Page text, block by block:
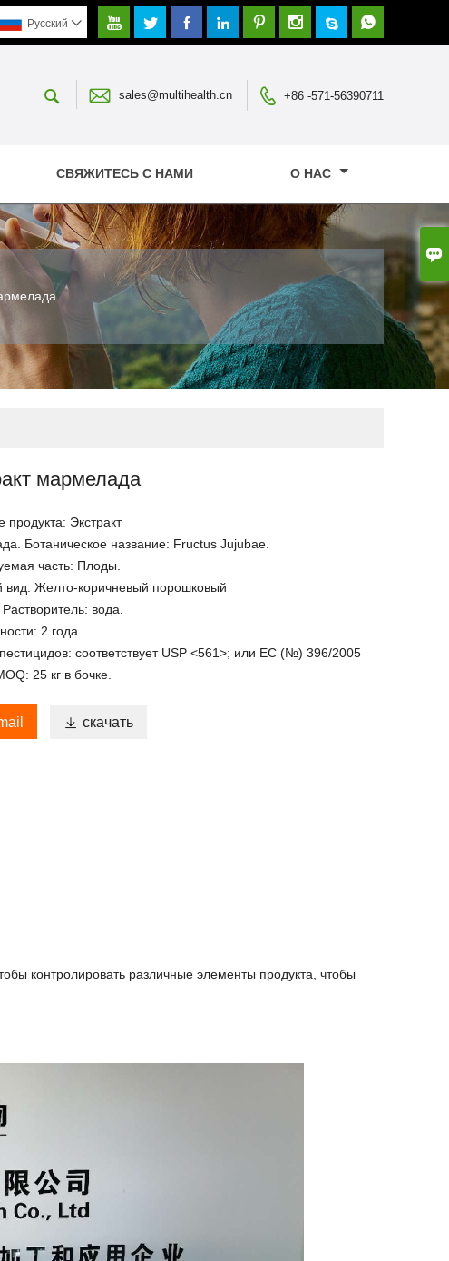

       
Pусский 
  sales@multihealth.cn  +86 -571-56390711
СВЯЖИТЕСЬ С НАМИ О НАС
мармелада
продукта: Экстракт
Ботаническое название: Fructus Jujubae.
часть: Плоды.
вид: Желто-коричневый порошковый
Растворитель: вода.
2 года.
соответствует USP <561>; или EC (№) 396/2005
25 кг в бочке.
 скачать
контролировать различные элементы продукта, чтобы